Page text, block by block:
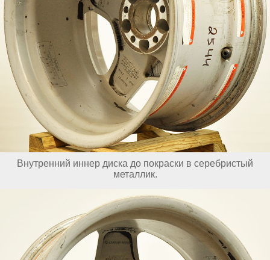
Внутренний иннер диска до покраски в серебристый
металлик.